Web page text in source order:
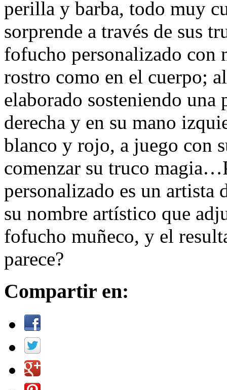
perilla y barba, todo muy
sorprende a través de sus
fofucho personalizado con
rostro como en el cuerpo;
elaborado sosteniendo una
derecha y en su mano
blanco y rojo, a juego con
comenzar su truco
personalizado es un artista
su nombre artístico que
fofucho muñeco, y el
parece?
Compartir en: